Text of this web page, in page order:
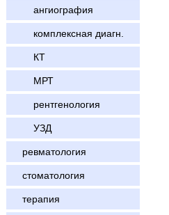
ангиография
комплексная диагн.
КТ
МРТ
рентгенология
УЗД
ревматология
стоматология
терапия